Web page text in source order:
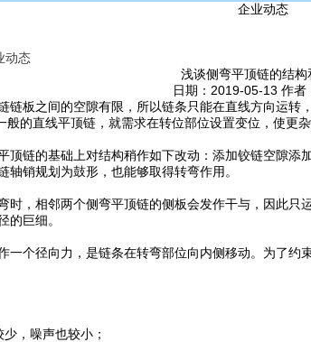
企业动态
动态
浅谈侧弯平顶链的结构
日期：2019-05-13 作者
板之间的空隙有限，所以链条只能在直线方向运
的直线平顶链，就需求在转位部位设置变位，使更
链的基础上对结构稍作如下改动：添加铰链空隙
销规划为鼓形，也能够取得转弯作用。
，相邻两个侧弯平顶链的侧板会发作干与，因此
的巨细。
个径向力，是链条在转弯部位向内侧移动。为了
，噪声也较小；